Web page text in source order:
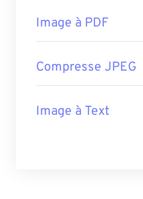
Image à PDF
Compresse JPEG
Image à Text